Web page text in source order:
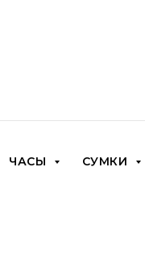
ЧАСЫ СУМКИ